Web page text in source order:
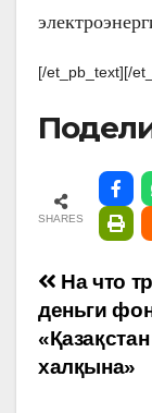
[/et_pb_text][/
SHARES
по
На что
деньги
«Қазақстан
халқына»